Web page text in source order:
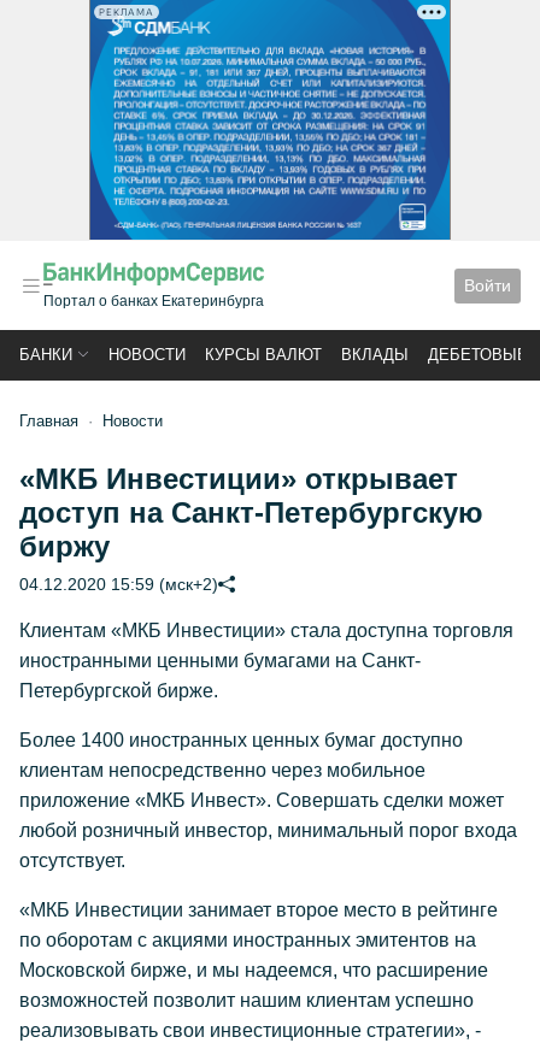
РЕКЛАМА
Портал о банках Екатеринбурга
Войти
БАНКИ НОВОСТИ КУРСЫ ВАЛЮТ ВКЛАДЫ ДЕБЕТОВЫЕ
Главная Новости
«МКБ Инвестиции» открывает
доступ на Санкт-Петербургскую
биржу
04.12.2020 15:59 (мск+2)
Клиентам «МКБ Инвестиции» стала доступна торговля
иностранными ценными бумагами на Санкт-
Петербургской бирже.
Более 1400 иностранных ценных бумаг доступно
клиентам непосредственно через мобильное
приложение «МКБ Инвест». Совершать сделки может
любой розничный инвестор, минимальный порог входа
отсутствует.
«МКБ Инвестиции занимает второе место в рейтинге
по оборотам с акциями иностранных эмитентов на
Московской бирже, и мы надеемся, что расширение
возможностей позволит нашим клиентам успешно
реализовывать свои инвестиционные стратегии», -